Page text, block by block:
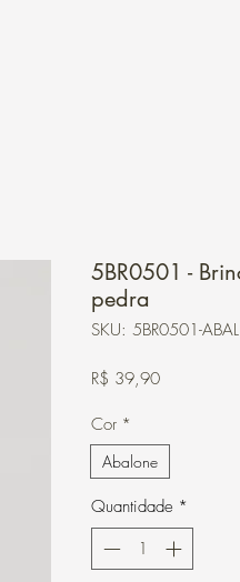
5BR0501 -
pedra
SKU: 5BR0501-ABAL
R$ 39,90Preço
Cor *
Abalone
Quantidade *